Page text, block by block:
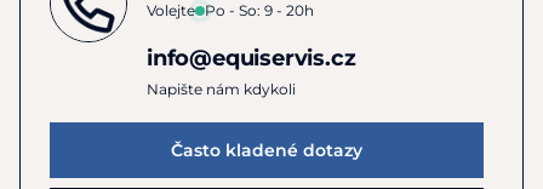
Volejte Po - So: 9 - 20h
info@equiservis.cz
Napište nám kdykoli
Často kladené dotazy